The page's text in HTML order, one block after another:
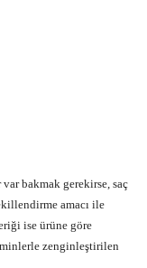
bakmak gerekirse, saç
amacı ile
ise ürüne göre
zenginleştirilen